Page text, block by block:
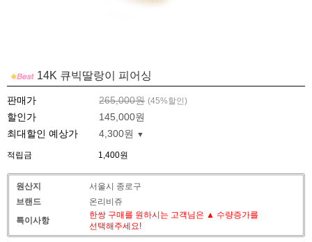
14K 큐빅딸랑이 피어싱
판매가 265,000원 (45%할인)
할인가
145,000원
최대할인 예상가
4,300원
적립금 1,400원
원산지
서울시 종로구
브랜드
온리비쥬
특이사항
한쌍 구매를 원하시는 고객님은 ▲ 수량증가를
선택해주세요!